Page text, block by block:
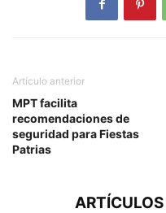
Artículo anterior
MPT facilita
recomendaciones de
seguridad para Fiestas
Patrias